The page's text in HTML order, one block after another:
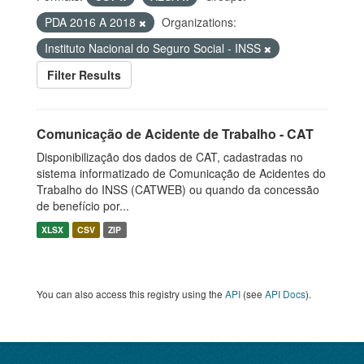
PDA 2016 A 2018
Organizations:
Instituto Nacional do Seguro Social - INSS
Filter Results
Comunicação de Acidente de Trabalho - CAT
Disponibilização dos dados de CAT, cadastradas no
sistema informatizado de Comunicação de Acidentes do
Trabalho do INSS (CATWEB) ou quando da concessão
de benefício por...
XLSX CSV ZIP
You can also access this registry using the API (see API Docs).